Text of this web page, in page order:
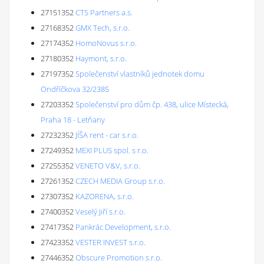
27151352CTS Partners a.s.
27168352GMX Tech, s.r.o.
27174352 HomoNovus s.r.o.
27180352 Haymont, s.r.o.
27197352Společenství vlastníků jednotek domu
Ondříčkova 32/2385
27203352Společenství pro dům čp. 438, ulice Místecká,
Praha 18 - Letňany
27232352 JÍŠA rent - car s.r.o.
27249352 MEXI PLUS spol. s r.o.
27255352VENETO V&V, s.r.o.
27261352CZECH MEDIA Group s.r.o.
27307352 KAZORENA, s.r.o.
27400352Veselý Jiří s.r.o.
27417352 Pankrác Development, s.r.o.
27423352VESTER INVEST s.r.o.
27446352Obscure Promotion s.r.o.